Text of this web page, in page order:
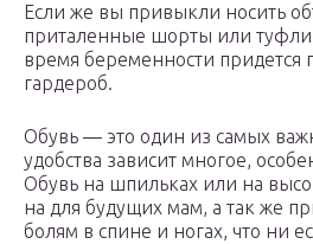
Если же вы при­вык­ли носить
при­та­лен­ные шор­ты или туфли
вре­мя бере­мен­но­сти при­дет­ся
гардероб.
Обувь — это один из самых
удоб­ства зави­сит мно­гое,
Обувь на шпиль­ках или на
на для буду­щих мам, а так же
болям в спине и ногах, что ни